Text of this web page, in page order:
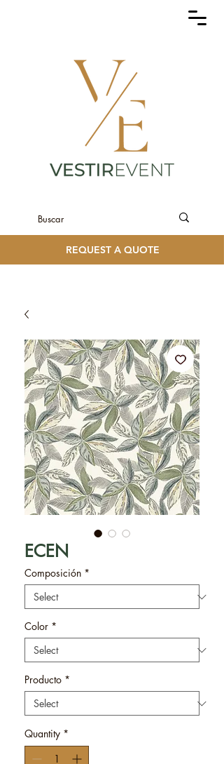
REQUEST A QUOTE
ECEN
Composición *
Color *
Producto *
Quantity *